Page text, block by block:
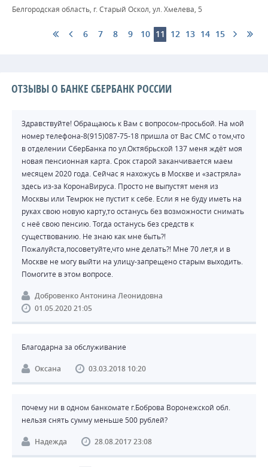
Белгородская область, г. Старый Оскол, ул. Хмелева, 5
6 7 8 9 10 11 12 13 14 15
ОТЗЫВЫ О БАНКЕ СБЕРБАНК РОССИИ
Здравствуйте! Обращаюсь к Вам с вопросом-просьбой. На мой
номер телефона-8(915)087-75-18 пришла от Вас СМС о том,что
в отделении СберБанка по ул.Октябрьской 137 меня ждёт моя
новая пенсионная карта. Срок старой заканчивается маем
месяцем 2020 года. Сейчас я нахожусь в Москве и «застряла»
здесь из-за КоронаВируса. Просто не выпустят меня из
Москвы или Темрюк не пустит к себе. Если я не буду иметь на
руках свою новую карту,то останусь без возможности снимать
с неё свою пенсию. Тогда останусь без средств к
существованию. Не знаю как мне быть?!
Пожалуйста,посоветуйте,что мне делать?! Мне 70 лет,я и в
Москве не могу выйти на улицу-запрещено старым выходить.
Помогите в этом вопросе.
Добровенко Антонина Леонидовна
01.05.2020 21:05
Благодарна за обслуживание
Оксана 03.03.2018 10:20
почему ни в одном банкомате г.Боброва Воронежской обл.
нельзя снять сумму меньше 500 рублей?
Надежда 28.08.2017 23:08